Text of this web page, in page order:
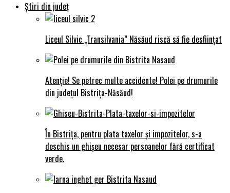
Știri din județ
Liceul Silvic „Transilvania” Năsăud riscă să fie desființat
Atenție! Se petrec multe accidente! Polei pe drumurile
din județul Bistrița-Năsăud!
În Bistrița, pentru plata taxelor și impozitelor, s-a
deschis un ghișeu necesar persoanelor fără certificat
verde.